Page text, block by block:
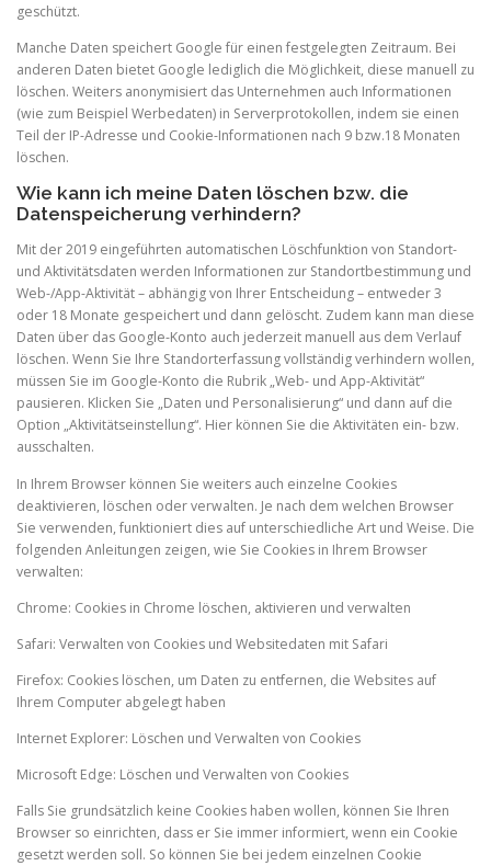
geschützt.
Manche Daten speichert Google für einen festgelegten Zeitraum. Bei
anderen Daten bietet Google lediglich die Möglichkeit, diese manuell zu
löschen. Weiters anonymisiert das Unternehmen auch Informationen
(wie zum Beispiel Werbedaten) in Serverprotokollen, indem sie einen
Teil der IP-Adresse und Cookie-Informationen nach 9 bzw.18 Monaten
löschen.
Wie kann ich meine Daten löschen bzw. die
Datenspeicherung verhindern?
Mit der 2019 eingeführten automatischen Löschfunktion von Standort-
und Aktivitätsdaten werden Informationen zur Standortbestimmung und
Web-/App-Aktivität – abhängig von Ihrer Entscheidung – entweder 3
oder 18 Monate gespeichert und dann gelöscht. Zudem kann man diese
Daten über das Google-Konto auch jederzeit manuell aus dem Verlauf
löschen. Wenn Sie Ihre Standorterfassung vollständig verhindern wollen,
müssen Sie im Google-Konto die Rubrik „Web- und App-Aktivität“
pausieren. Klicken Sie „Daten und Personalisierung“ und dann auf die
Option „Aktivitätseinstellung“. Hier können Sie die Aktivitäten ein- bzw.
ausschalten.
In Ihrem Browser können Sie weiters auch einzelne Cookies
deaktivieren, löschen oder verwalten. Je nach dem welchen Browser
Sie verwenden, funktioniert dies auf unterschiedliche Art und Weise. Die
folgenden Anleitungen zeigen, wie Sie Cookies in Ihrem Browser
verwalten:
Chrome: Cookies in Chrome löschen, aktivieren und verwalten
Safari: Verwalten von Cookies und Websitedaten mit Safari
Firefox: Cookies löschen, um Daten zu entfernen, die Websites auf
Ihrem Computer abgelegt haben
Internet Explorer: Löschen und Verwalten von Cookies
Microsoft Edge: Löschen und Verwalten von Cookies
Falls Sie grundsätzlich keine Cookies haben wollen, können Sie Ihren
Browser so einrichten, dass er Sie immer informiert, wenn ein Cookie
gesetzt werden soll. So können Sie bei jedem einzelnen Cookie